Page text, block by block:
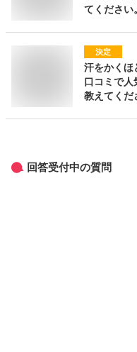
てください
決定
汗をかくほ
口コミで
教えてくだ
回答受付中の質問